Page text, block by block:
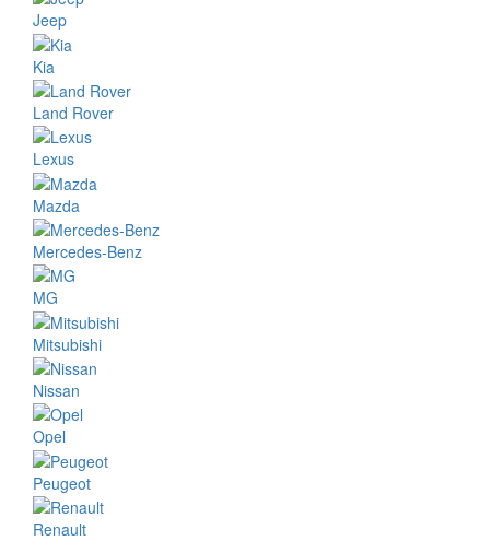
Jeep
Kia
Land Rover
Lexus
Mazda
Mercedes-Benz
MG
Mitsubishi
Nissan
Opel
Peugeot
Renault